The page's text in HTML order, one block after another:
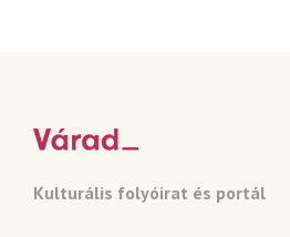
Kulturális folyóirat és portál